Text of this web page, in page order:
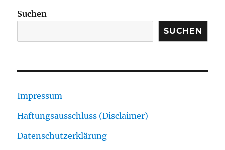
Suchen
SUCHEN
Impressum
Haftungsausschluss (Disclaimer)
Datenschutzerklärung